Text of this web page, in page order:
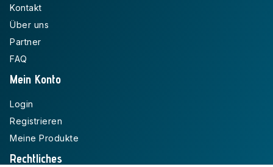
Kontakt
Über uns
Partner
FAQ
Mein Konto
Login
Registrieren
Meine Produkte
Rechtliches